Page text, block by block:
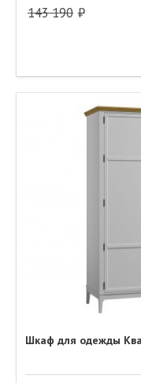
143 190
Шкаф для одежды